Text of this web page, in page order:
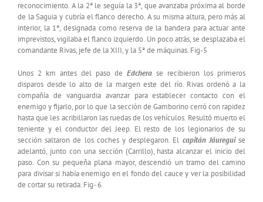
reconocimiento. A la 2ª le seguía la 3ª, que avanzaba próxima al borde
de la Saguia y cubría el flanco derecho. A su misma altura, pero más al
interior, la 1ª, designada como reserva de la bandera para actuar ante
imprevistos, vigilaba el flanco izquierdo. Un poco atrás, se desplazaba el
comandante Rivas, jefe de la XIII, y la 5ª de máquinas. Fig-5
Unos 2 km antes del paso de Edchera se recibieron los primeros
disparos desde lo alto de la margen este del río. Rivas ordenó a la
compañía de vanguardia avanzar para establecer contacto con el
enemigo y fijarlo, por lo que la sección de Gamborino cerró con rapidez
hasta que les acribillaron las ruedas de los vehículos. Resultó muerto el
teniente y el conductor del Jeep. El resto de los legionarios de su
sección saltaron de los coches y desplegaron. El capitán Jáureguise
adelantó, junto con una sección (Carrillo), hasta alcanzar el inicio del
paso. Con su pequeña plana mayor, descendió un tramo del camino
para divisar si había enemigo en el fondo del cauce y ver la posibilidad
de cortar su retirada. Fig- 6